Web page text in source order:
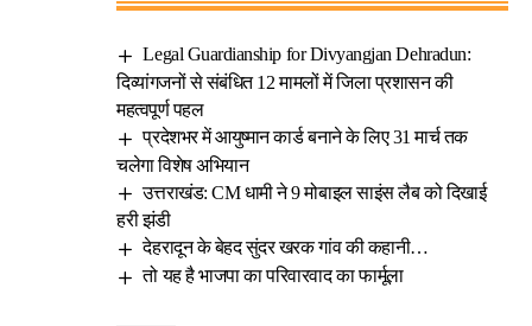
Legal Guardianship for Divyangjan Dehradun:
दिव्यांगजनों से संबंधित 12 मामलों में जिला प्रशासन की
महत्वपूर्ण पहल
प्रदेशभर में आयुष्मान कार्ड बनाने के लिए 31 मार्च तक
चलेगा विशेष अभियान
उत्तराखंड: CM धामी ने 9 मोबाइल साइंस लैब को दिखाई
हरी झंडी
देहरादून के बेहद सुंदर खरक गांव की कहानी…
तो यह है भाजपा का परिवारवाद का फार्मूला